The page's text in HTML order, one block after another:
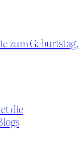
zum Geburtstag,
die